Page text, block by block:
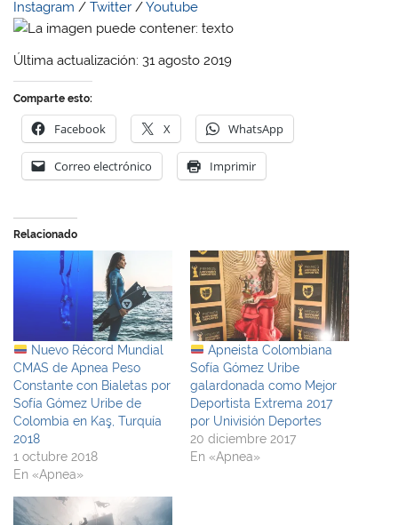
Instagram /Twitter /Youtube
Última actualización: 31 agosto 2019
Comparte esto:
Facebook X WhatsApp
Correo electrónico Imprimir
Relacionado
Nuevo Récord Mundial
CMAS de Apnea Peso
Constante con Bialetas por
Sofía Gómez Uribe de
Colombia en Kaş, Turquía
2018
1 octubre 2018
En «Apnea»
Apneista Colombiana
Sofía Gómez Uribe
galardonada como Mejor
Deportista Extrema 2017
por Univisión Deportes
20 diciembre 2017
En «Apnea»